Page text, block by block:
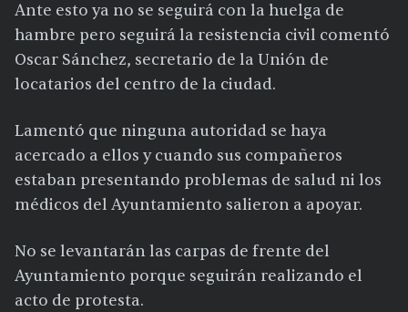
Ante esto ya no se seguirá con la huelga de
hambre pero seguirá la resistencia civil comentó
Oscar Sánchez, secretario de la Unión de
locatarios del centro de la ciudad.
Lamentó que ninguna autoridad se haya
acercado a ellos y cuando sus compañeros
estaban presentando problemas de salud ni los
médicos del Ayuntamiento salieron a apoyar.
No se levantarán las carpas de frente del
Ayuntamiento porque seguirán realizando el
acto de protesta.